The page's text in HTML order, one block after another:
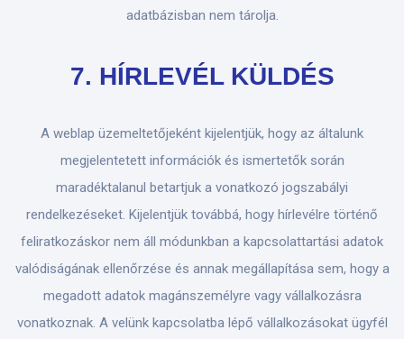
adatbázisban nem tárolja.
7. HÍRLEVÉL KÜLDÉS
A weblap üzemeltetőjeként kijelentjük, hogy az általunk
megjelentetett információk és ismertetők során
maradéktalanul betartjuk a vonatkozó jogszabályi
rendelkezéseket. Kijelentjük továbbá, hogy hírlevélre történő
feliratkozáskor nem áll módunkban a kapcsolattartási adatok
valódiságának ellenőrzése és annak megállapítása sem, hogy a
megadott adatok magánszemélyre vagy vállalkozásra
vonatkoznak. A velünk kapcsolatba lépő vállalkozásokat ügyfél